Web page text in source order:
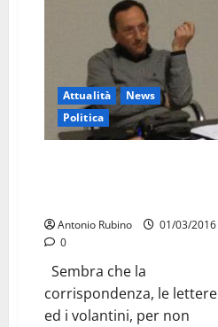
Attualità
News
Politica
Antonio Rubino
01/03/2016
0
Sembra che la
corrispondenza, le lettere
ed i volantini, per non